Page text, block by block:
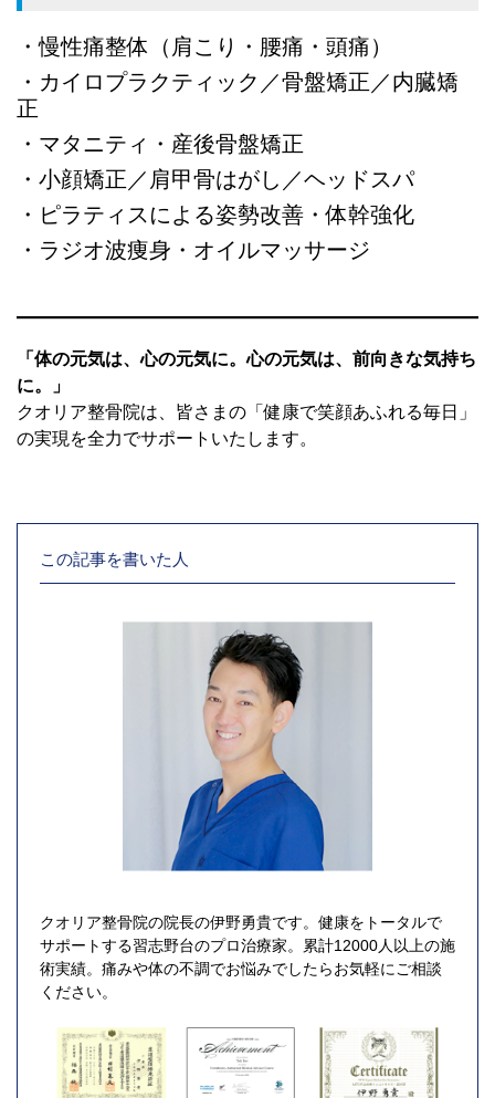
・慢性痛整体（肩こり・腰痛・頭痛）
・カイロプラクティック／骨盤矯正／内臓矯
正
・マタニティ・産後骨盤矯正
・小顔矯正／肩甲骨はがし／ヘッドスパ
・ピラティスによる姿勢改善・体幹強化
・ラジオ波痩身・オイルマッサージ
「体の元気は、心の元気に。心の元気は、前向きな気持ち
に。」
クオリア整骨院は、皆さまの「健康で笑顔あふれる毎日」
の実現を全力でサポートいたします。
この記事を書いた人
クオリア整骨院の院長の伊野勇貴です。健康をトータルで
サポートする習志野台のプロ治療家。累計12000人以上の施
術実績。痛みや体の不調でお悩みでしたらお気軽にご相談
ください。